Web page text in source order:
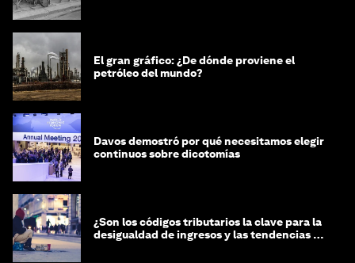
El gran gráfico: ¿De dónde proviene el
petróleo del mundo?
Davos demostró por qué necesitamos elegir
continuos sobre dicotomías
¿Son los códigos tributarios la clave para la
desigualdad de ingresos y las tendencias de